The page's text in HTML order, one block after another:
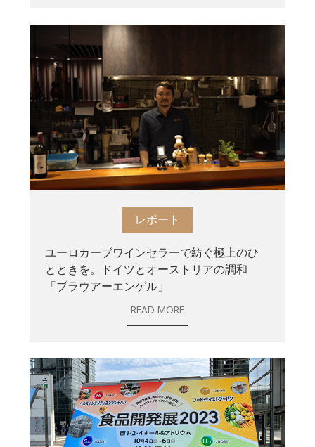
レポート
ユーロカーブワインセラーで紡ぐ極上のひ
とときを。ドイツとオーストリアの調和
「ブラウアーエンゲル」
READ MORE